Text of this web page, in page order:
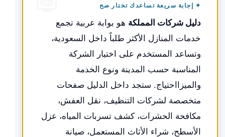
✦ إجابة سريعة تساعدك تختار صح
دليل شركات المملكة هو بوابة عربية تجمع
خدمات المنازل الأكثر طلباً داخل السعودية،
وتساعد المستخدم على اختيار الشركة
المناسبة حسب المدينة ونوع الخدمة
والميزااحتياج. ستجد داخل الدليل صفحات
متخصصة لشركات التنظيف، نقل العفش،
مكافحة الحشرات، كشف تسربات المياه، عزل
الأسطح، شراء الأثاث المستعمل، صيانة